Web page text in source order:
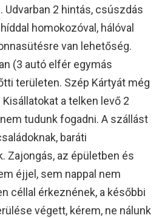
Udvarban 2 hintás, csúszdás
homokozóval, hálóval
van lehetőség.
(3 autó elfér egymás
területen. Szép Kártyát még
a telken levő 2
tudunk fogadni. A szállást
baráti
Zajongás, az épületben és
éjjel, sem nappal nem
céllal érkeznének, a későbbi
végett, kérem, ne nálunk